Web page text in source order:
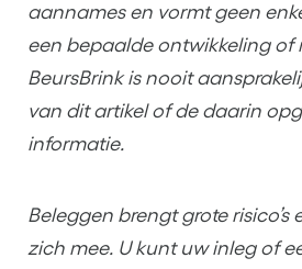
aannames en vormt geen
een bepaalde ontwikkeling of
BeursBrink is nooit
van dit artikel of de daarin
informatie.
Beleggen brengt grote risico’s
zich mee. U kunt uw inleg of